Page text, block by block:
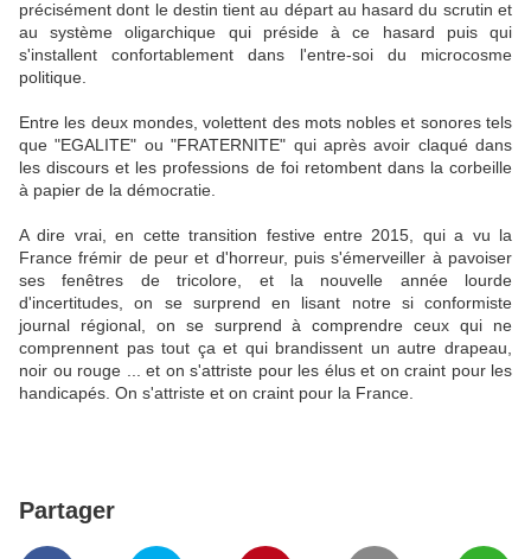
précisément dont le destin tient au départ au hasard du scrutin et
au système oligarchique qui préside à ce hasard puis qui
s'installent confortablement dans l'entre-soi du microcosme
politique.
Entre les deux mondes, volettent des mots nobles et sonores tels
que "EGALITE" ou "FRATERNITE" qui après avoir claqué dans
les discours et les professions de foi retombent dans la corbeille
à papier de la démocratie.
A dire vrai, en cette transition festive entre 2015, qui a vu la
France frémir de peur et d'horreur, puis s'émerveiller à pavoiser
ses fenêtres de tricolore, et la nouvelle année lourde
d'incertitudes, on se surprend en lisant notre si conformiste
journal régional, on se surprend à comprendre ceux qui ne
comprennent pas tout ça et qui brandissent un autre drapeau,
noir ou rouge ... et on s'attriste pour les élus et on craint pour les
handicapés. On s'attriste et on craint pour la France.
Partager